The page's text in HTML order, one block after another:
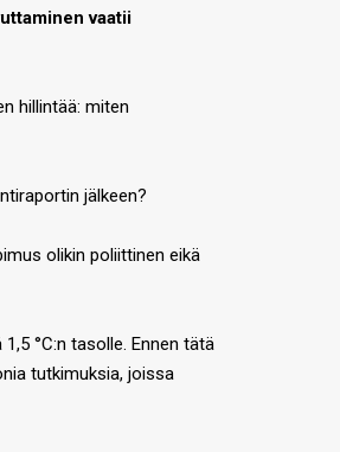
vaatii
hillintää: miten
jälkeen?
olikin poliittinen eikä
°C:n tasolle. Ennen tätä
tutkimuksia, joissa